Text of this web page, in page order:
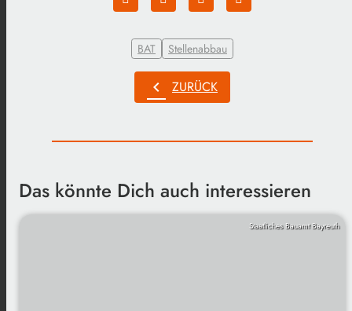
BAT Stellenabbau
chevron_left ZURÜCK
Das könnte Dich auch interessieren
Staatliches Bauamt Bayreuth